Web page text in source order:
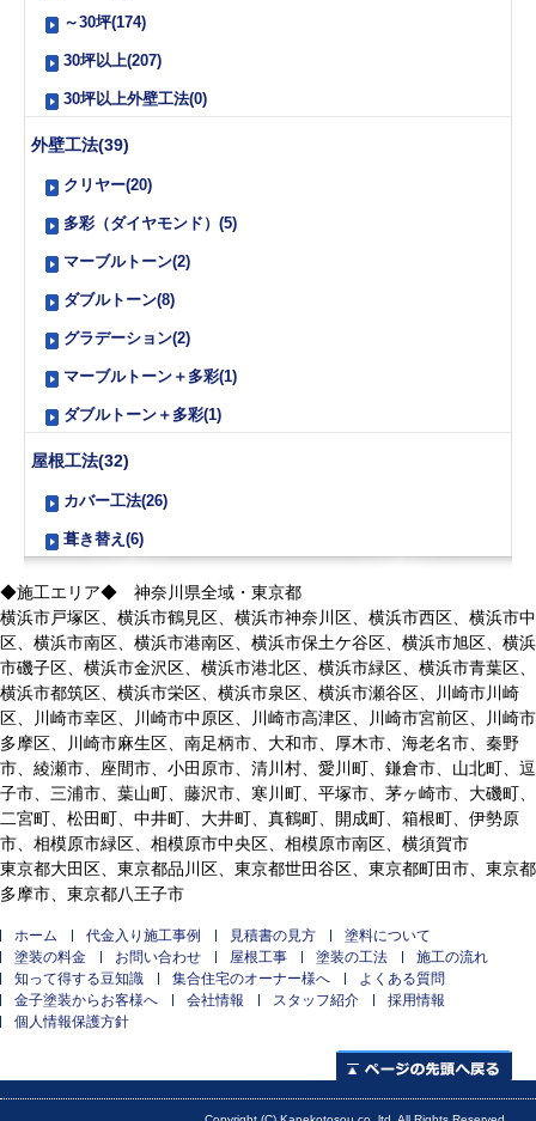
～30坪(174)
30坪以上(207)
30坪以上外壁工法(0)
外壁工法(39)
クリヤー(20)
多彩（ダイヤモンド）(5)
マーブルトーン(2)
ダブルトーン(8)
グラデーション(2)
マーブルトーン＋多彩(1)
ダブルトーン＋多彩(1)
屋根工法(32)
カバー工法(26)
葺き替え(6)
◆施工エリア◆ 神奈川県全域・東京都
横浜市戸塚区、横浜市鶴見区、横浜市神奈川区、横浜市西区、横浜市中
区、横浜市南区、横浜市港南区、横浜市保土ケ谷区、横浜市旭区、横浜
市磯子区、横浜市金沢区、横浜市港北区、横浜市緑区、横浜市青葉区、
横浜市都筑区、横浜市栄区、横浜市泉区、横浜市瀬谷区、川崎市川崎
区、川崎市幸区、川崎市中原区、川崎市高津区、川崎市宮前区、川崎市
多摩区、川崎市麻生区、南足柄市、大和市、厚木市、海老名市、秦野
市、綾瀬市、座間市、小田原市、清川村、愛川町、鎌倉市、山北町、逗
子市、三浦市、葉山町、藤沢市、寒川町、平塚市、茅ヶ崎市、大磯町、
二宮町、松田町、中井町、大井町、真鶴町、開成町、箱根町、伊勢原
市、相模原市緑区、相模原市中央区、相模原市南区、横須賀市
東京都大田区、東京都品川区、東京都世田谷区、東京都町田市、東京都
多摩市、東京都八王子市
ホーム 代金入り施工事例 見積書の見方
塗料について
塗装の料金
お問い合わせ 屋根工事 塗装の工法
施工の流れ
知って得する豆知識
集合住宅のオーナー様へ
よくある質問
金子塗装からお客様へ
会社情報 スタッフ紹介
採用情報
個人情報保護方針
ページの先頭へ